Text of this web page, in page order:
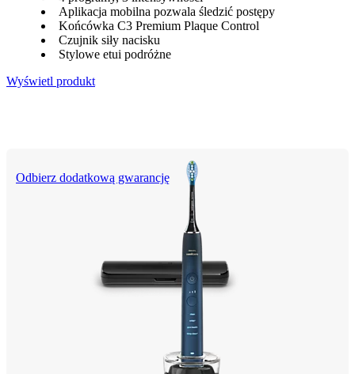
Aplikacja mobilna pozwala śledzić postępy
Końcówka C3 Premium Plaque Control
Czujnik siły nacisku
Stylowe etui podróżne
Wyświetl produkt
Odbierz dodatkową gwarancję